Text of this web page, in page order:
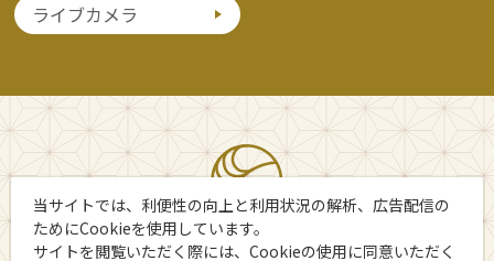
ライブカメラ
当サイトでは、利便性の向上と利用状況の解析、広告配信の
ためにCookieを使用しています。
サイトを閲覧いただく際には、Cookieの使用に同意いただく